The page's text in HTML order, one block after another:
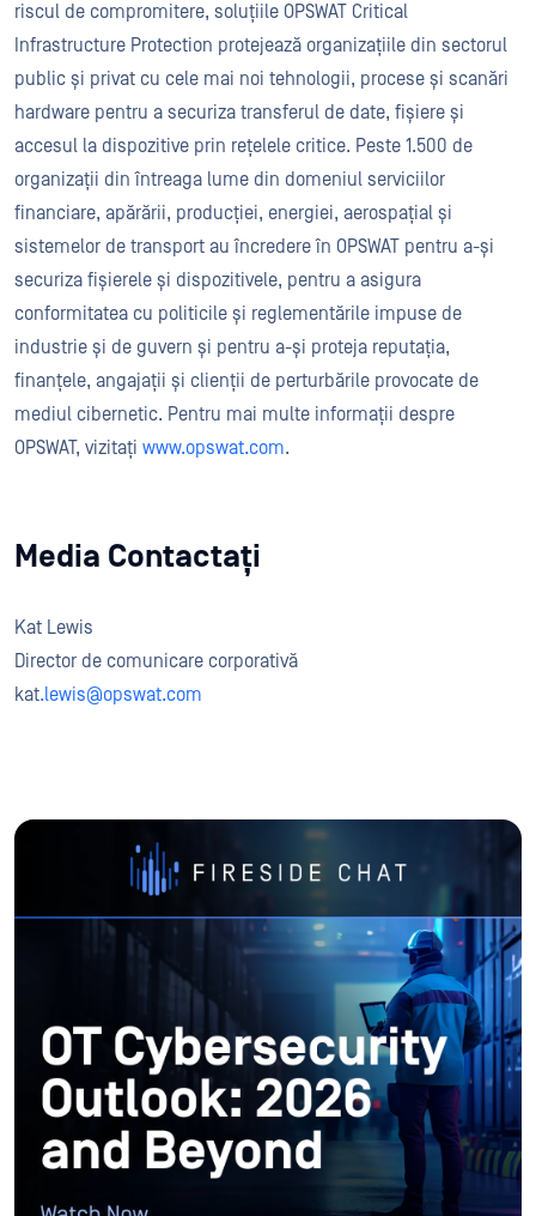
riscul de compromitere, soluțiile OPSWAT Critical
Infrastructure Protection protejează organizațiile din sectorul
public și privat cu cele mai noi tehnologii, procese și scanări
hardware pentru a securiza transferul de date, fișiere și
accesul la dispozitive prin rețelele critice. Peste 1.500 de
organizații din întreaga lume din domeniul serviciilor
financiare, apărării, producției, energiei, aerospațial și
sistemelor de transport au încredere în OPSWAT pentru a-și
securiza fișierele și dispozitivele, pentru a asigura
conformitatea cu politicile și reglementările impuse de
industrie și de guvern și pentru a-și proteja reputația,
finanțele, angajații și clienții de perturbările provocate de
mediul cibernetic. Pentru mai multe informații despre
OPSWAT, vizitați www.opswat.com.
Media Contactați
Kat Lewis
Director de comunicare corporativă
kat.lewis@opswat.com